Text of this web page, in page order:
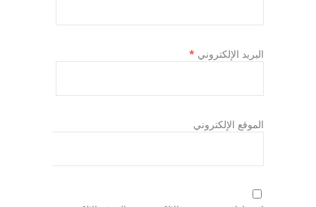
البريد الإلكتروني *
الموقع الإلكتروني